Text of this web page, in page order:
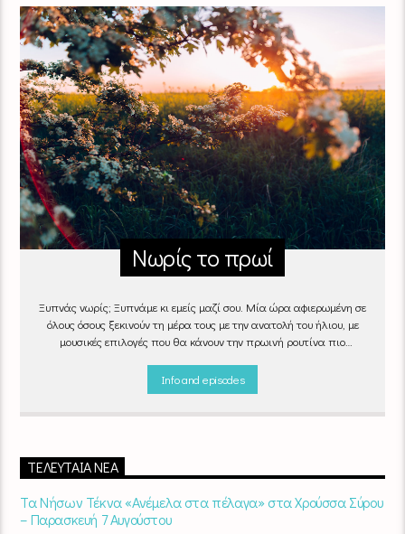
Νωρίς το πρωί
Ξυπνάς νωρίς; Ξυπνάμε κι εμείς μαζί σου. Μία ώρα αφιερωμένη σε
όλους όσους ξεκινούν τη μέρα τους με την ανατολή του ήλιου, με
μουσικές επιλογές που θα κάνουν την πρωινή ρουτίνα πιο
06:00 - 07:00 στον Empneusi 107 FM
Info and episodes
ΤΕΛΕΥΤΑΊΑ ΝΈΑ
Τα Νήσων Τέκνα «Ανέμελα στα πέλαγα» στα Χρούσσα Σύρου
– Παρασκευή 7 Αυγούστου